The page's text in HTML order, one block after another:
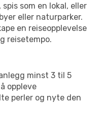
som en lokal, eller
eller naturparker.
en reiseopplevelse
reisetempo.
minst 3 til 5
oppleve
perler og nyte den